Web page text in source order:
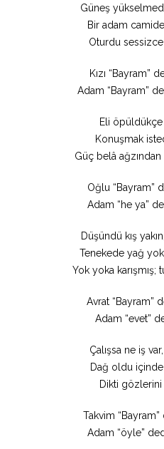
Güneş
Bir adam
Oturdu
Kızı “Bayram”
Adam “Bayram”
Eli
Konuşmak
Güç belâ
Oğlu “Bayram”
Adam “he ya”
Düşündü kış
Tenekede yağ
Yok yoka
Avrat “Bayram”
Adam “evet”
Çalışsa ne iş
Dağ oldu
Dikti gözlerini
Takvim
Adam “öyle”